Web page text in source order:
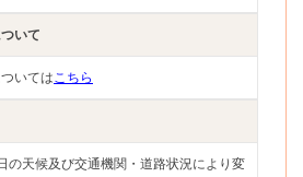
いて
いてはこちら
の天候及び交通機関・道路状況により変